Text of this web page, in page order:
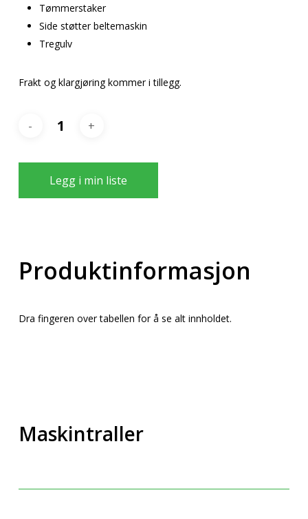
Tømmerstaker
Side støtter beltemaskin
Tregulv
Frakt og klargjøring kommer i tillegg.
Legg i min liste
Produktinformasjon
Dra fingeren over tabellen for å se alt innholdet.
Maskintraller